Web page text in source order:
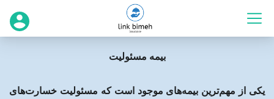
بیمه مسئولیت
یکی از مهم‌ترین بیمه‌های موجود است که مسئولیت خسارت‌های